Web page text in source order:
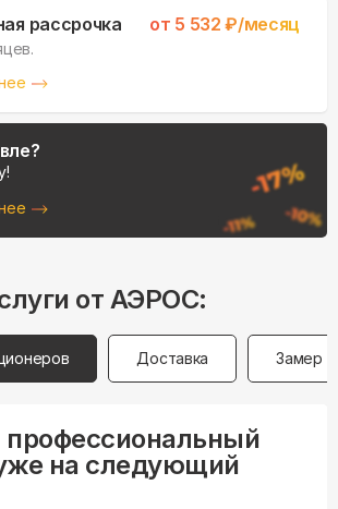
рассрочка от 5 532 ₽/месяц
от АЭРОС:
Доставка Замер
на следующий